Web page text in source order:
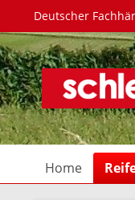
Deutscher
Home